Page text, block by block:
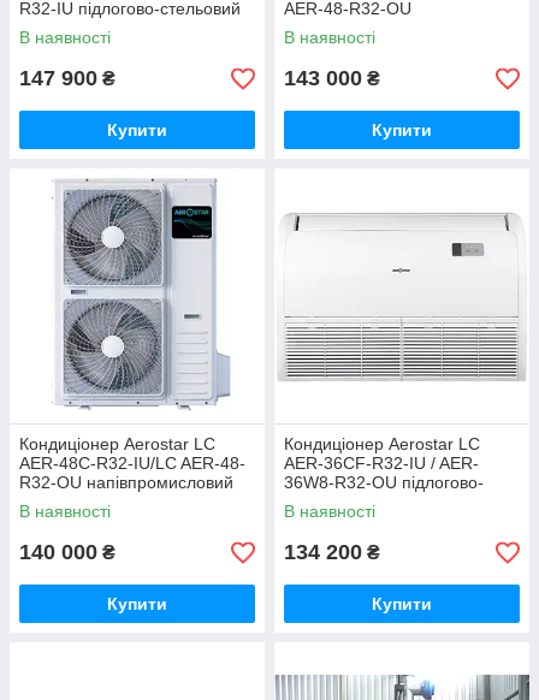
R32-IU підлогово-стельовий
В наявності
147 900 ₴
Купити
AER-48-R32-OU
напівпромисловий канальний
В наявності
143 000 ₴
Купити
Кондиціонер Aerostar LC
AER-48C-R32-IU/LC AER-48-
R32-ОU напівпромисловий
касетний
В наявності
140 000 ₴
Купити
Кондиціонер Aerostar LC
AER-36CF-R32-IU / AER-
36W8-R32-OU підлогово-
стельовий
В наявності
134 200 ₴
Купити